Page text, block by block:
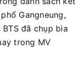
Gangneung,
đã chụp bìa
trong MV